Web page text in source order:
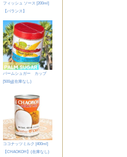
フィッシュ ソース [200ml]
【バランス】
パームシュガー カップ
[500g](在庫なし)
ココナッツミルク [400ml]
【CHAOKOH】(在庫なし)